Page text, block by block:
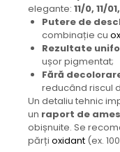
elegante: 11/0, 11/
Putere de
combinație cu
Rezultate
ușor pigmentat;
Fără
reducând riscul
Un detaliu tehnic
un raport de
obișnuite. Se
părți oxidant (ex.